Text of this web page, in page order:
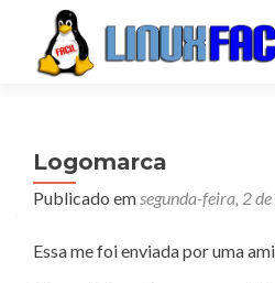
Logomarca
Publicado emsegunda-feira, 2
Essa me foi enviada por uma